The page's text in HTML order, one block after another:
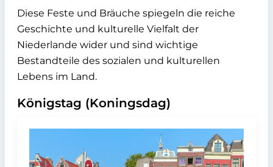
Diese Feste und Bräuche spiegeln die reiche
Geschichte und kulturelle Vielfalt der
Niederlande wider und sind wichtige
Bestandteile des sozialen und kulturellen
Lebens im Land.
Königstag (Koningsdag)